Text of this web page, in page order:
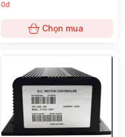
0đ
Chọn mua